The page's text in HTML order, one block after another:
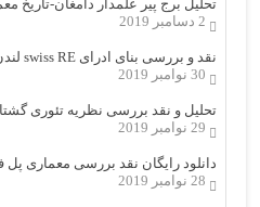
تحلیل برج پیر علمدار دامغان-تاریخ
2 دسامبر 2019
نقد و بررسی بنای ادرای swiss RE لندن-نورمن فاستر
30 نوامبر 2019
تحلیل و نقد بررسی نظریه تئوری
29 نوامبر 2019
دانلود رایگان نقد بررسی معماری پل
28 نوامبر 2019